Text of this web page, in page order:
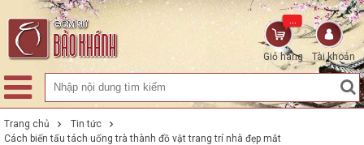
Tài khoản
Giỏ hàng
...
Trang chủ
Tin tức
Cách biến tấu tách uống trà thành đồ vật trang trí nhà đẹp mắt